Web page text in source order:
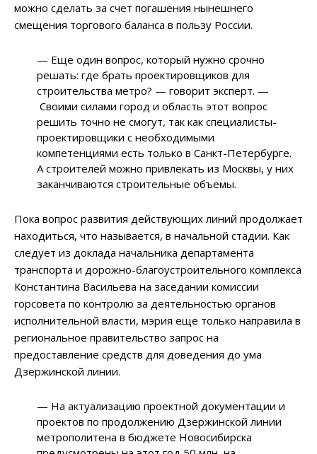
можно сделать за счет погашения нынешнего
смещения торгового баланса в пользу России.
— Еще один вопрос, который нужно срочно
решать: где брать проектировщиков для
строительства метро? — говорит эксперт. —
Своими силами город и область этот вопрос
решить точно не смогут, так как специалисты-
проектировщики с необходимыми
компетенциями есть только в Санкт-Петербурге.
А строителей можно привлекать из Москвы, у них
заканчиваются строительные объемы.
Пока вопрос развития действующих линий продолжает
находиться, что называется, в начальной стадии. Как
следует из доклада начальника департамента
транспорта и дорожно-благоустроительного комплекса
Константина Васильева на заседании комиссии
горсовета по контролю за деятельностью органов
исполнительной власти, мэрия еще только направила в
региональное правительство запрос на
предоставление средств для доведения до ума
Дзержинской линии.
— На актуализацию проектной документации и
проектов по продолжению Дзержинской линии
метрополитена в бюджете Новосибирска